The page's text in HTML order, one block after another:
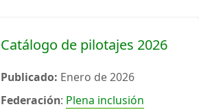
Catálogo de pilotajes 2026
Publicado: Enero de 2026
Federación: Plena inclusión